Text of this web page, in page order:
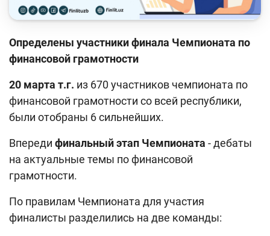
Интерактивные услуги
Фотогалерея
О проекте
Поиск по сайту
Карта сайта
Определены участники финала Чемпионата по
финансовой грамотности
20 марта т.г. из 670 участников чемпионата по
финансовой грамотности со всей республики,
были отобраны 6 сильнейших.
Впереди финальный этап Чемпионата - дебаты
на актуальные темы по финансовой
грамотности.
По правилам Чемпионата для участия
финалисты разделились на две команды: